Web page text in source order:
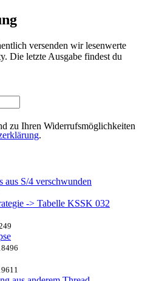
versenden wir lesenwerte
Die letzte Ausgabe findest du
zu Ihren Widerrufsmöglichkeiten
.
aus S/4 verschwunden
-> Tabelle KSSK 032